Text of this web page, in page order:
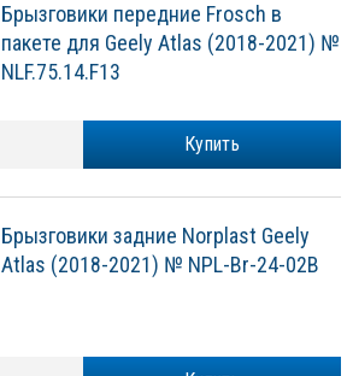
Брызговики передние Frosch в
пакете для Geely Atlas (2018-2021) №
NLF.75.14.F13
Купить
Брызговики задние Norplast Geely
Atlas (2018-2021) № NPL-Br-24-02B